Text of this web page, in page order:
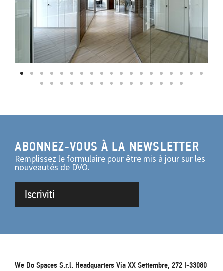
ABONNEZ-VOUS À LA NEWSLETTER
Remplissez le formulaire pour être mis à jour sur les
nouveautés de DVO.
Iscriviti
We Do Spaces S.r.l. Headquarters Via XX Settembre, 272 I-33080